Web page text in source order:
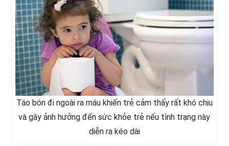
Táo bón đi ngoài ra máu khiến trẻ cảm thấy rất khó chịu
và gây ảnh hưởng đến sức khỏe trẻ nếu tình trạng này
diễn ra kéo dài